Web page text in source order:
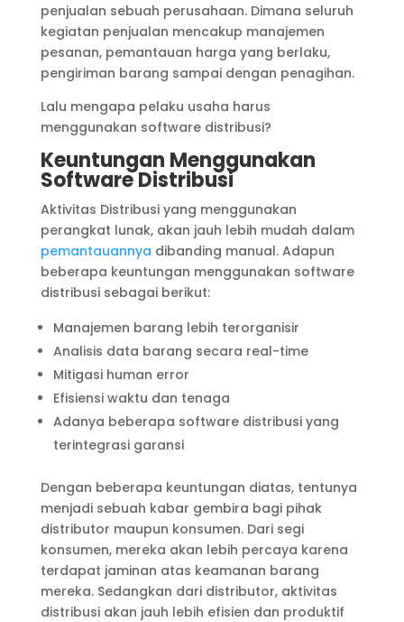
penjualan sebuah perusahaan. Dimana seluruh
kegiatan penjualan mencakup manajemen
pesanan, pemantauan harga yang berlaku,
pengiriman barang sampai dengan penagihan.
Lalu mengapa pelaku usaha harus
menggunakan software distribusi?
Keuntungan Menggunakan
Software Distribusi
Aktivitas Distribusi yang menggunakan
perangkat lunak, akan jauh lebih mudah dalam
pemantauannya dibanding manual. Adapun
beberapa keuntungan menggunakan software
distribusi sebagai berikut:
Manajemen barang lebih terorganisir
Analisis data barang secara real-time
Mitigasi human error
Efisiensi waktu dan tenaga
Adanya beberapa software distribusi yang
terintegrasi garansi
Dengan beberapa keuntungan diatas, tentunya
menjadi sebuah kabar gembira bagi pihak
distributor maupun konsumen. Dari segi
konsumen, mereka akan lebih percaya karena
terdapat jaminan atas keamanan barang
mereka. Sedangkan dari distributor, aktivitas
distribusi akan jauh lebih efisien dan produktif